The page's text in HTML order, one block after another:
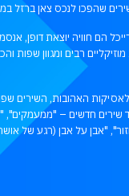
שהפכו לנכס צאן ברזל
הם חוויה יוצאת דופן,
רבים ומגוון שפות
האהובות, השירים
שירים חדשים – "ממעמקים",
"אבן על אבן (רגע של